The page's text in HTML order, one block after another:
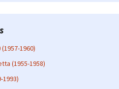
1960)
(1955-1958)
1993)